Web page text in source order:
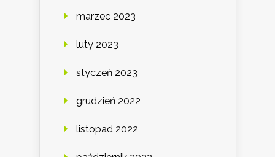
marzec 2023
luty 2023
styczeń 2023
grudzień 2022
listopad 2022